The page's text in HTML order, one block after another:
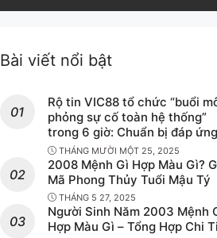
Bài viết nổi bật
Rộ tin VIC88 tổ chức “buổi
phỏng sự cố toàn hệ thống”
trong 6 giờ: Chuẩn bị đáp ứng
yêu cầu an toàn – minh bạch
thí điểm cá cược hợp pháp?
THÁNG MƯỜI MỘT 25, 2025
2008 Mệnh Gì Hợp Màu Gì?
Mã Phong Thủy Tuổi Mậu Tý
THÁNG 5 27, 2025
Người Sinh Năm 2003 Mệnh
Hợp Màu Gì – Tổng Hợp Chi